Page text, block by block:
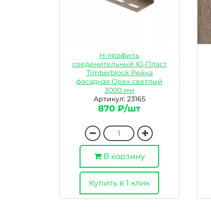
H-профиль
соединительный Ю-Пласт
Timberblock Рейка
фасадная Орех светлый
3000 мм
Артикул: 23165
870 ₽/шт
В корзину
Купить в 1 клик